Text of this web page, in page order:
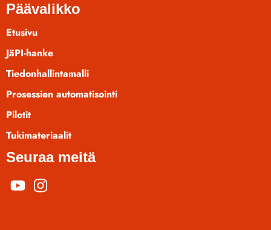
Päävalikko
Etusivu
JäPI-hanke
Tiedonhallintamalli
Prosessien automatisointi
Pilotit
Tukimateriaalit
Seuraa meitä